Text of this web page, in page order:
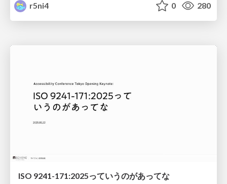
r5ni4
0 280
ISO 9241-171:2025っていうのがあってな